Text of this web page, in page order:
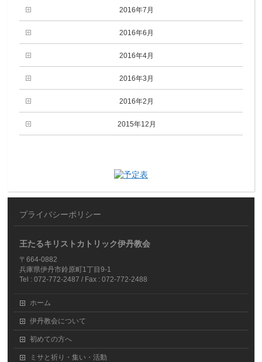
2016年7月
2016年6月
2016年4月
2016年3月
2016年2月
2015年12月
プライバシーポリシー
王たるキリストカトリック伊丹教会
〒664-0882
兵庫県伊丹市鈴原町1丁目9-1
Tel : 072-772-2487 / Fax : 072-772-2488
ホーム
伊丹教会について
初めての方へ
ミサと祈り・集い・活動